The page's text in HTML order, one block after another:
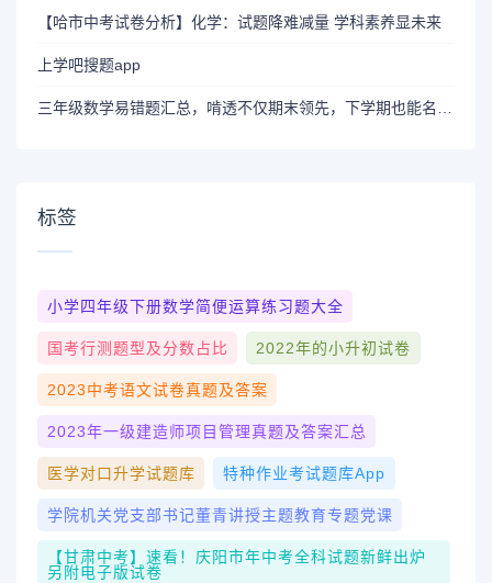
【哈市中考试卷分析】化学：试题降难减量 学科素养显未来
上学吧搜题app
标签
小学四年级下册数学简便运算练习题大全
国考行测题型及分数占比 2022年的小升初试卷
2023中考语文试卷真题及答案
2023年一级建造师项目管理真题及答案汇总
医学对口升学试题库 特种作业考试题库app
学院机关党支部书记董青讲授主题教育专题党课
【甘肃中考】速看！庆阳市年中考全科试题新鲜出炉
另附电子版试卷